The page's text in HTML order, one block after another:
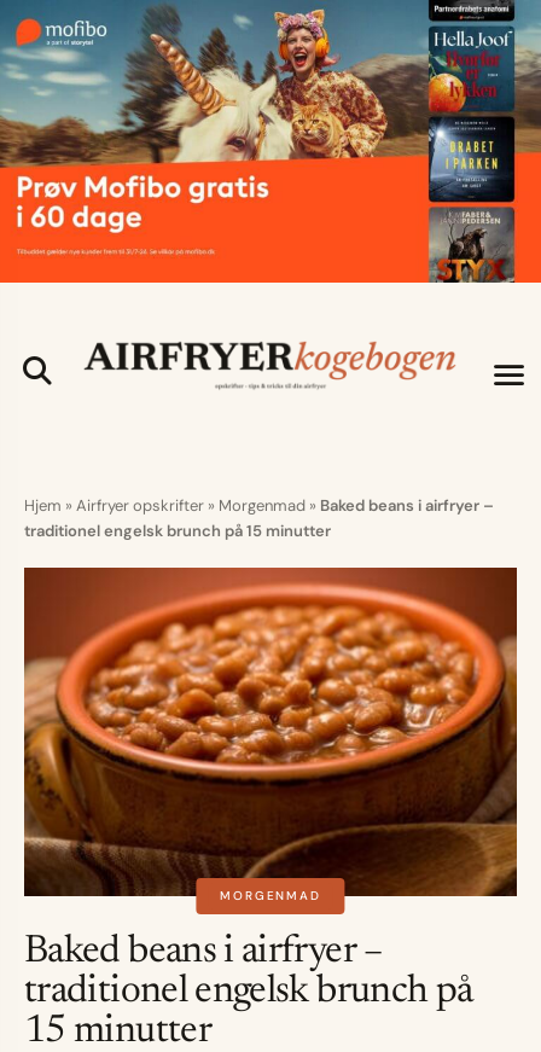
Hjem » Airfryer opskrifter » Morgenmad » Baked beans i airfryer –
traditionel engelsk brunch på 15 minutter
MORGENMAD
Baked beans i airfryer –
traditionel engelsk brunch på
15 minutter